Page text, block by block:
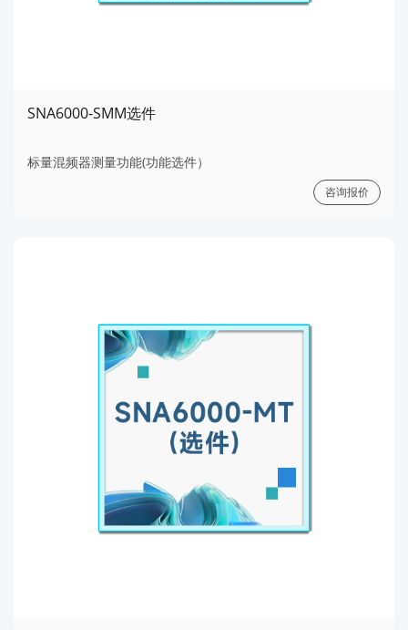
SNA6000-SMM选件
标量混频器测量功能(功能选件）
咨询报价